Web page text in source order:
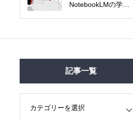
NotebookLMの学習
記事一覧